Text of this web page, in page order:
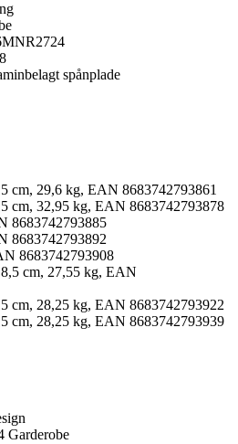
spånplade
cm, 29,6 kg, EAN 8683742793861
cm, 32,95 kg, EAN 8683742793878
8683742793885
8683742793892
8683742793908
cm, 27,55 kg, EAN
cm, 28,25 kg, EAN 8683742793922
cm, 28,25 kg, EAN 8683742793939